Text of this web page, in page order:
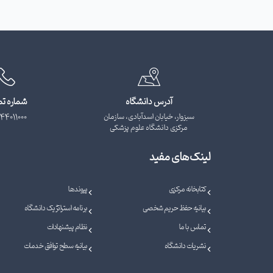
آدرس دانشگاه
سبزوار، خیابان اسدآبادی، سازمان
مرکزی دانشگاه علوم پزشکی
شماره
لینک‌های مفید
کتابخانه مرکزی
پیوندها
بیانیه حفظ حریم شخصی
برنامه استراتژیک دانشگاه
تماس با ما
نظام پیشنهادات
نشریات دانشگاه
بیانیه سطح توافق خدمات